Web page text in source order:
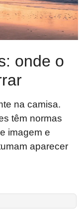
onde o
na camisa.
têm normas
imagem e
aparecer